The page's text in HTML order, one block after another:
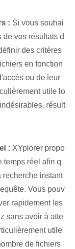
: Si vous souhai
vos résultats d
des critères
en fonction
ou de leur
utile lo
résult
: XYplorer⁤ propo
temps réel afin q
recherche instant
Vous pouv
rapidement les
sans avoir à atte
utile
de fichiers